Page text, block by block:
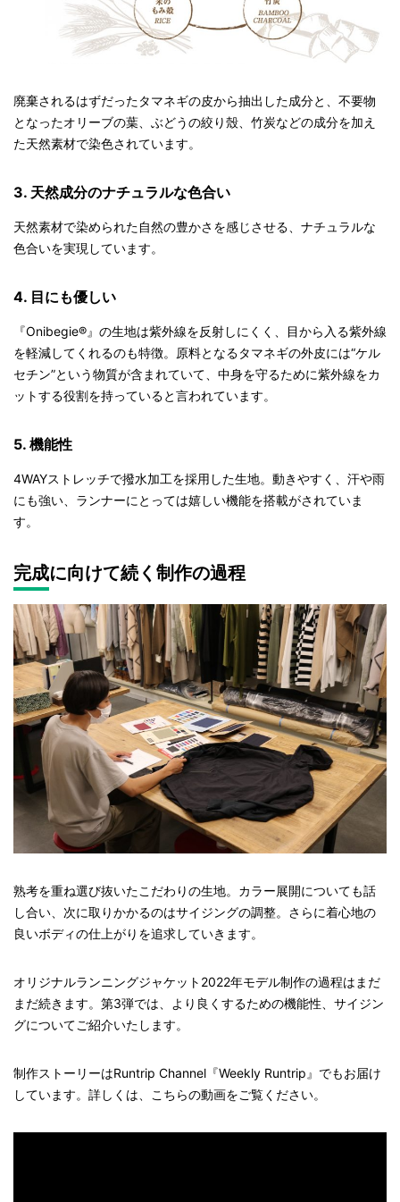
廃棄されるはずだったタマネギの皮から抽出した成分と、不要物
となったオリーブの葉、ぶどうの絞り殼、竹炭などの成分を加え
た天然素材で染色されています。
3. 天然成分のナチュラルな色合い
天然素材で染められた自然の豊かさを感じさせる、ナチュラルな
色合いを実現しています。
4. 目にも優しい
『Onibegie®』の生地は紫外線を反射しにくく、目から入る紫外線
を軽減してくれるのも特徴。原料となるタマネギの外皮には“ケル
セチン”という物質が含まれていて、中身を守るために紫外線をカ
ットする役割を持っていると言われています。
5. 機能性
4WAYストレッチで撥水加工を採用した生地。動きやすく、汗や雨
にも強い、ランナーにとっては嬉しい機能を搭載がされていま
す。
完成に向けて続く制作の過程
熟考を重ね選び抜いたこだわりの生地。カラー展開についても話
し合い、次に取りかかるのはサイジングの調整。さらに着心地の
良いボディの仕上がりを追求していきます。
オリジナルランニングジャケット2022年モデル制作の過程はまだ
まだ続きます。第3弾では、より良くするための機能性、サイジン
グについてご紹介いたします。
制作ストーリーはRuntrip Channel『Weekly Runtrip』でもお届け
しています。詳しくは、こちらの動画をご覧ください。